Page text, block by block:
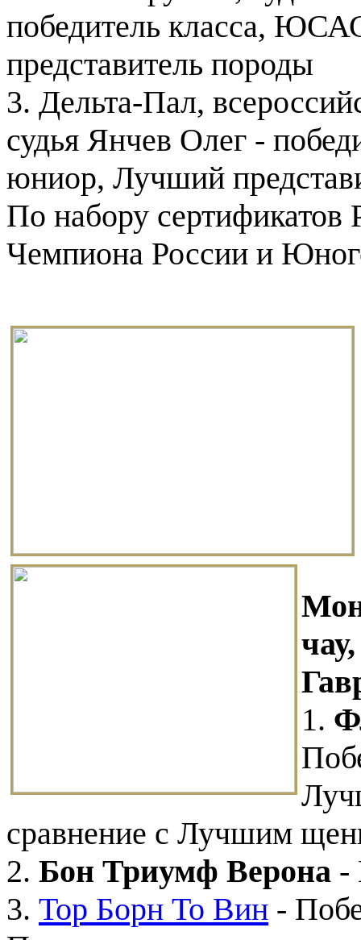
победитель класса,
представитель породы
3. Дельта-Пал,
судья Янчев Олег -
юниор, Лучший
По набору
Чемпиона России и
1.
сравнение с Лучшим
2. Бон Триумф Верона -
3. Тор Борн То Вин -